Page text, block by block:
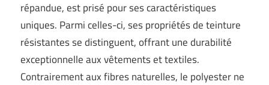
répandue, est prisé pour ses caractéristiques
uniques. Parmi celles-ci, ses propriétés de teinture
résistantes se distinguent, offrant une durabilité
exceptionnelle aux vêtements et textiles.
Contrairement aux fibres naturelles, le polyester ne